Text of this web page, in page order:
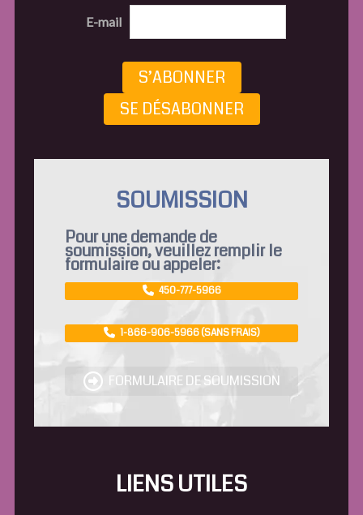
E-mail
S’ABONNER
SE DÉSABONNER
SOUMISSION
Pour une demande de
soumission, veuillez remplir le
formulaire ou appeler:
450-777-5966
1-866-906-5966 (SANS FRAIS)
FORMULAIRE DE SOUMISSION
LIENS UTILES